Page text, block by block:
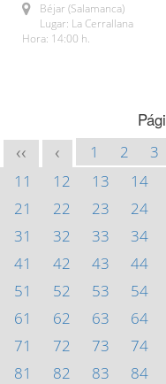
Béjar (Salamanca)
Lugar: La Cerrallana
Hora: 14:00 h.
<< < 1 2 3
11
12 13 14
21
22 23 24
31
32 33 34
41
42 43 44
51
52 53 54
61
62 63 64
71
72 73 74
81
82 83 84